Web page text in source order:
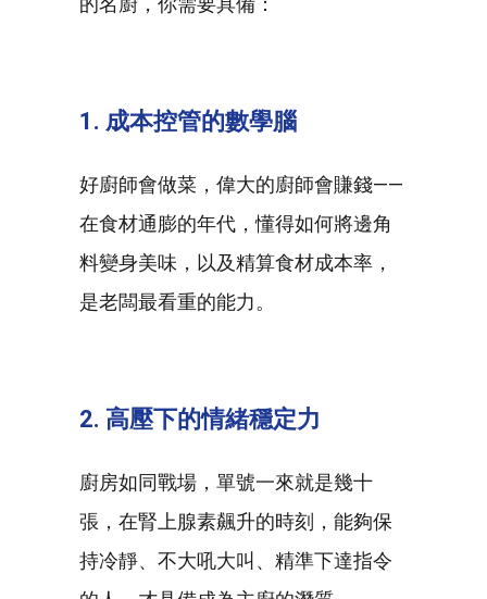
1. 成本控管的數學腦
好廚師會做菜，偉大的廚師會賺錢——
在食材通膨的年代，懂得如何將邊角
料變身美味，以及精算食材成本率，
是老闆最看重的能力。
2. 高壓下的情緒穩定力
廚房如同戰場，單號一來就是幾十
張，在腎上腺素飆升的時刻，能夠保
持冷靜、不大吼大叫、精準下達指令